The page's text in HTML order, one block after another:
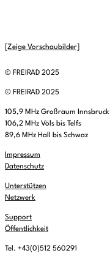
[Zeige Vorschaubilder]
© FREIRAD 2025
© FREIRAD 2025
105,9 MHz Großraum Innsbruck
106,2 MHz Völs bis Telfs
89,6 MHz Hall bis Schwaz
Impressum
Datenschutz
Unterstützen
Netzwerk
Support
Öffentlichkeit
Tel. +43(0)512 560291